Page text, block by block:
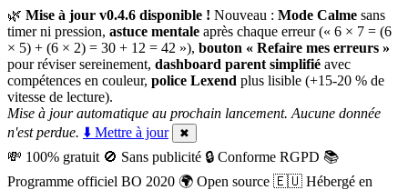
🌿 Mise à jour v0.4.6 disponible ! Nouveau : Mode Calme sans
timer ni pression, astuce mentale après chaque erreur (« 6 × 7 = (6
× 5) + (6 × 2) = 30 + 12 = 42 »), bouton « Refaire mes erreurs »
pour réviser sereinement, dashboard parent simplifié avec
compétences en couleur, police Lexend plus lisible (+15-20 % de
vitesse de lecture).
Mise à jour automatique au prochain lancement. Aucune donnée
n'est perdue. ⬇️ Mettre à jour ✖
💸 100% gratuit 🚫 Sans publicité 🔒 Conforme RGPD 📚
Programme officiel BO 2020 🌍 Open source 🇪🇺 Hébergé en